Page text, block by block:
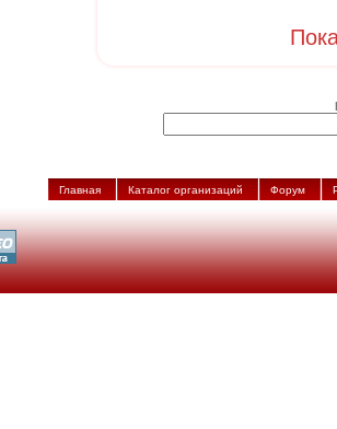
Главная Каталог организаций Форум